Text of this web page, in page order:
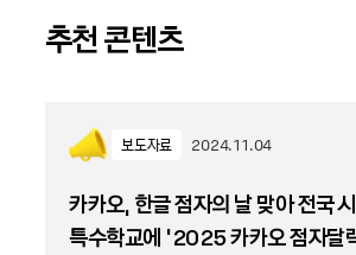
추천 콘텐츠
보도자료 2024.11.04
카카오, 한글 점자의 날 맞아 전국
특수학교에 ‘2025 카카오 점자달